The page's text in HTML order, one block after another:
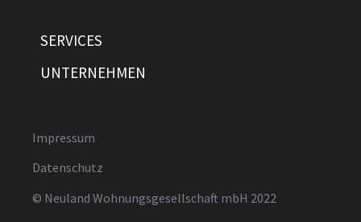
SERVICES
UNTERNEHMEN
Impressum
Datenschutz
© Neuland Wohnungsgesellschaft mbH 2022